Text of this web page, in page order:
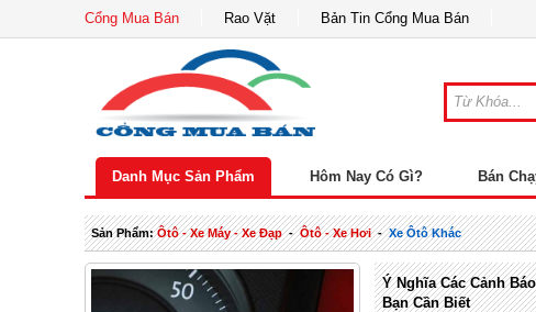
Cổng Mua Bán Rao Vặt Bản Tin Cổng Mua Bán
Danh Mục Sản Phẩm Hôm Nay Có Gì? Bán
Sản Phẩm:Ôtô - Xe Máy - Xe Đạp-Ôtô - Xe Hơi-Xe Ôtô Khác
Ý Nghĩa Các Cảnh
Bạn Cần Biết